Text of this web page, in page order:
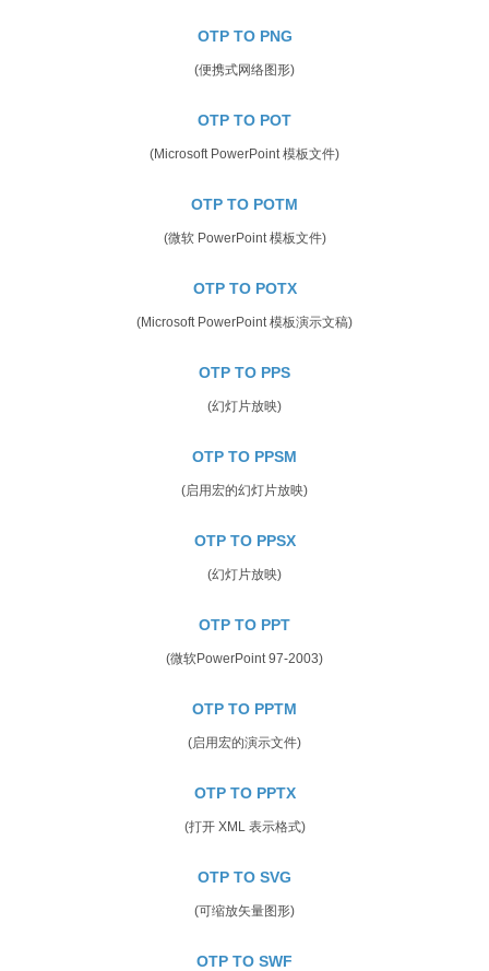
OTP TO PNG
(便携式网络图形)
OTP TO POT
(Microsoft PowerPoint 模板文件)
OTP TO POTM
(微软 PowerPoint 模板文件)
OTP TO POTX
(Microsoft PowerPoint 模板演示文稿)
OTP TO PPS
(幻灯片放映)
OTP TO PPSM
(启用宏的幻灯片放映)
OTP TO PPSX
(幻灯片放映)
OTP TO PPT
(微软PowerPoint 97-2003)
OTP TO PPTM
(启用宏的演示文件)
OTP TO PPTX
(打开 XML 表示格式)
OTP TO SVG
(可缩放矢量图形)
OTP TO SWF